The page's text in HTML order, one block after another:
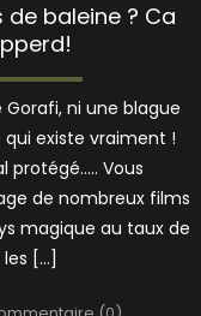
baleine ? Ca
Gorafi, ni une blague
qui existe vraiment !
protégé….. Vous
de nombreux films
magique au taux de
[…]